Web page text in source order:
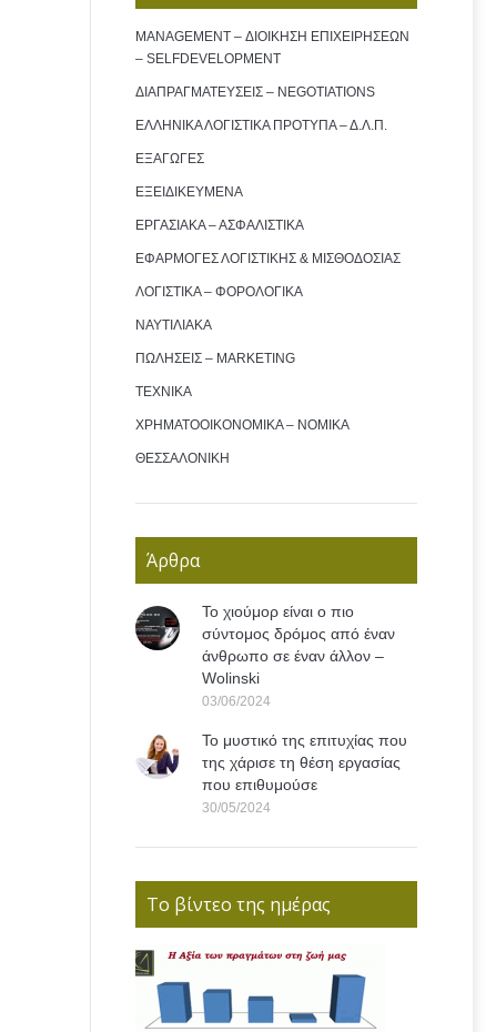
MANAGEMENT – ΔΙΟΙΚΗΣΗ ΕΠΙΧΕΙΡΗΣΕΩΝ
– SELFDEVELOPMENT
ΔΙΑΠΡΑΓΜΑΤΕΥΣΕΙΣ – NEGOTIATIONS
ΕΛΛΗΝΙΚΑ ΛΟΓΙΣΤΙΚΑ ΠΡΟΤΥΠΑ – Δ.Λ.Π.
ΕΞΑΓΩΓΕΣ
ΕΞΕΙΔΙΚΕΥΜΕΝΑ
ΕΡΓΑΣΙΑΚΑ – ΑΣΦΑΛΙΣΤΙΚΑ
ΕΦΑΡΜΟΓΕΣ ΛΟΓΙΣΤΙΚΗΣ & ΜΙΣΘΟΔΟΣΙΑΣ
ΛΟΓΙΣΤΙΚΑ – ΦΟΡΟΛΟΓΙΚΑ
ΝΑΥΤΙΛΙΑΚΑ
ΠΩΛΗΣΕΙΣ – MARKETING
ΤΕΧΝΙΚΑ
ΧΡΗΜΑΤΟΟΙΚΟΝΟΜΙΚΑ – ΝΟΜΙΚΑ
ΘΕΣΣΑΛΟΝΙΚΗ
Άρθρα
Το χιούμορ είναι ο πιο
σύντομος δρόμος από έναν
άνθρωπο σε έναν άλλον –
Wolinski
03/06/2024
Το μυστικό της επιτυχίας που
της χάρισε τη θέση εργασίας
που επιθυμούσε
30/05/2024
Το βίντεο της ημέρας